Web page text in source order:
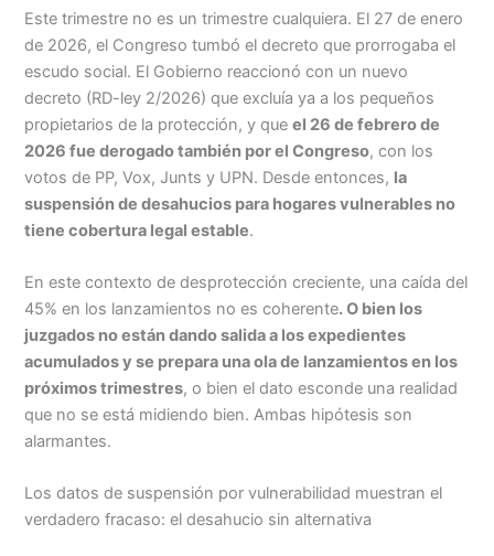
Este trimestre no es un trimestre cualquiera. El 27 de enero
de 2026, el Congreso tumbó el decreto que prorrogaba el
escudo social. El Gobierno reaccionó con un nuevo
decreto (RD-ley 2/2026) que excluía ya a los pequeños
propietarios de la protección, y queel 26 de febrero de
2026 fue derogado también por el Congreso, con los
votos de PP, Vox, Junts y UPN. Desde entonces, la
suspensión de desahucios para hogares vulnerables no
tiene cobertura legal estable.
En este contexto de desprotección creciente, una caída del
45% en los lanzamientos no es coherente. O bien los
juzgados no están dando salida a los expedientes
acumulados y se prepara una ola de lanzamientos en los
próximos trimestres, o bien el dato esconde una realidad
que no se está midiendo bien. Ambas hipótesis son
alarmantes.
Los datos de suspensión por vulnerabilidad muestran el
verdadero fracaso: el desahucio sin alternativa